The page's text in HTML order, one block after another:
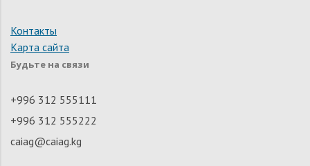
Контакты
Карта сайта
Будьте на связи
+996 312 555111
+996 312 555222
caiag@caiag.kg